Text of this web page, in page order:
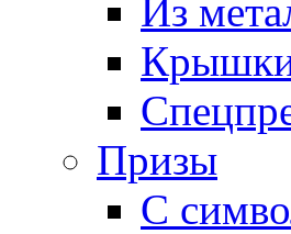
Из
Крышки
Призы
С